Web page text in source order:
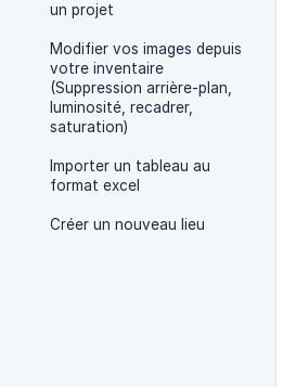
un projet
Modifier vos images depuis
votre inventaire
(Suppression arrière-plan,
luminosité, recadrer,
saturation)
Importer un tableau au
format excel
Créer un nouveau lieu